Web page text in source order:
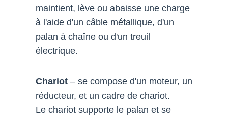
maintient, lève ou abaisse une charge
à l'aide d'un câble métallique, d'un
palan à chaîne ou d'un treuil
électrique.
Chariot – se compose d'un moteur, un
réducteur, et un cadre de chariot.
Le chariot supporte le palan et se